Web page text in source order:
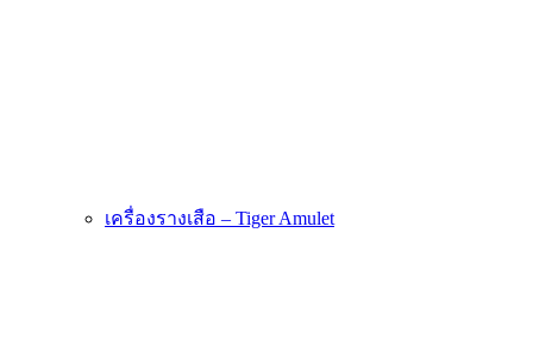
เครื่องรางเสือ – Tiger Amulet